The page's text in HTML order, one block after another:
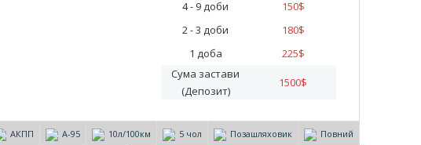
4 - 9 доби
150$
2 - 3 доби
180$
1 доба
225$
Сума застави
(Депозит)
1500$
АКПП А-95 10л/100км 5 чол Позашляховик Повний